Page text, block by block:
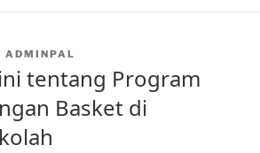
ADMINPAL
tentang Program
Basket di